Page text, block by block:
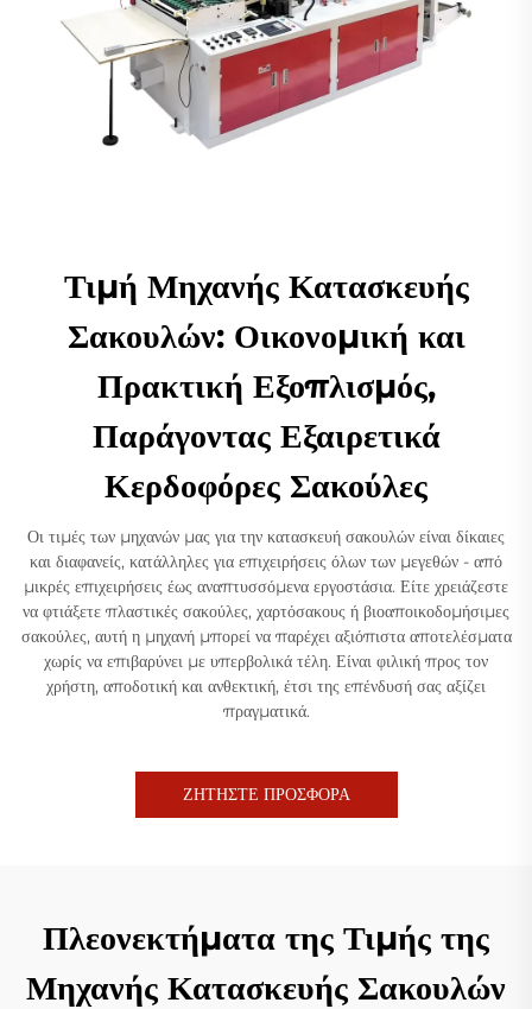
Τιμή Μηχανής Κατασκευής
Σακουλών: Οικονομική και
Πρακτική Εξοπλισμός,
Παράγοντας Εξαιρετικά
Κερδοφόρες Σακούλες
Οι τιμές των μηχανών μας για την κατασκευή σακουλών είναι δίκαιες
και διαφανείς, κατάλληλες για επιχειρήσεις όλων των μεγεθών - από
μικρές επιχειρήσεις έως αναπτυσσόμενα εργοστάσια. Είτε χρειάζεστε
να φτιάξετε πλαστικές σακούλες, χαρτόσακους ή βιοαποικοδομήσιμες
σακούλες, αυτή η μηχανή μπορεί να παρέχει αξιόπιστα αποτελέσματα
χωρίς να επιβαρύνει με υπερβολικά τέλη. Είναι φιλική προς τον
χρήστη, αποδοτική και ανθεκτική, έτσι της επένδυσή σας αξίζει
πραγματικά.
ΖΗΤΗΣΤΕ ΠΡΟΣΦΟΡΑ
Πλεονεκτήματα της Τιμής της
Μηχανής Κατασκευής Σακουλών